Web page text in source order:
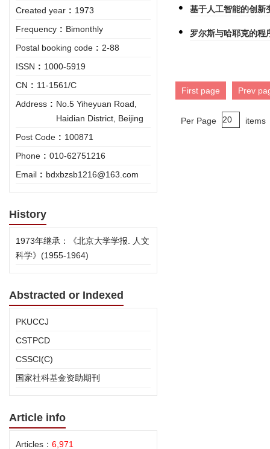
Created year : 1973
Frequency : Bimonthly
Postal booking code : 2-88
ISSN : 1000-5919
CN : 11-1561/C
Address : No.5 Yiheyuan Road,
Haidian District, Beijing
Post Code : 100871
Phone : 010-62751216
Email : bdxbzsb1216@163.com
History
1973年继承：《北京大学学报. 人文
科学》(1955-1964)
Abstracted or Indexed
PKUCCJ
CSTPCD
CSSCI(C)
国家社科基金资助期刊
Article info
Articles： 6,971
基于人工智能的创新
罗尔斯与哈耶克的
First page Prev
Per Page items